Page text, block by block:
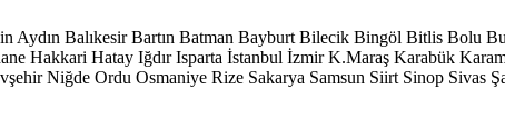
Aydın Balıkesir Bartın Batman Bayburt Bilecik Bingöl Bitlis Bolu
Hakkari Hatay Iğdır Isparta İstanbul İzmir K.Maraş Karabük
Niğde Ordu Osmaniye Rize Sakarya Samsun Siirt Sinop Sivas